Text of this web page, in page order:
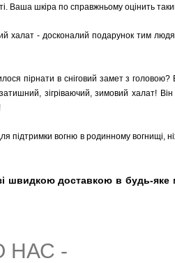
Ваша шкіра по справжньому оцінить
халат - досконалий подарунок тим
пірнати в сніговий замет з
зігріваючий, зимовий халат!
вогню в родинному вогнищі,
швидкою доставкою в будь-яке
НАС -